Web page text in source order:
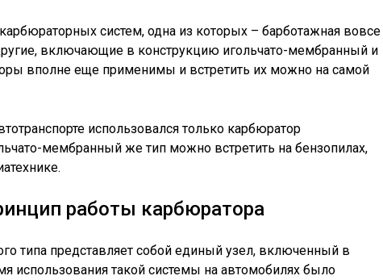
систем, одна из которых – барботажная вовсе
включающие в конструкцию игольчато-мембранный и
вполне еще применимы и встретить их можно на самой
использовался только карбюратор
мембранный же тип можно встретить на бензопилах,
работы карбюратора
типа представляет собой единый узел, включенный в
использования такой системы на автомобилях было